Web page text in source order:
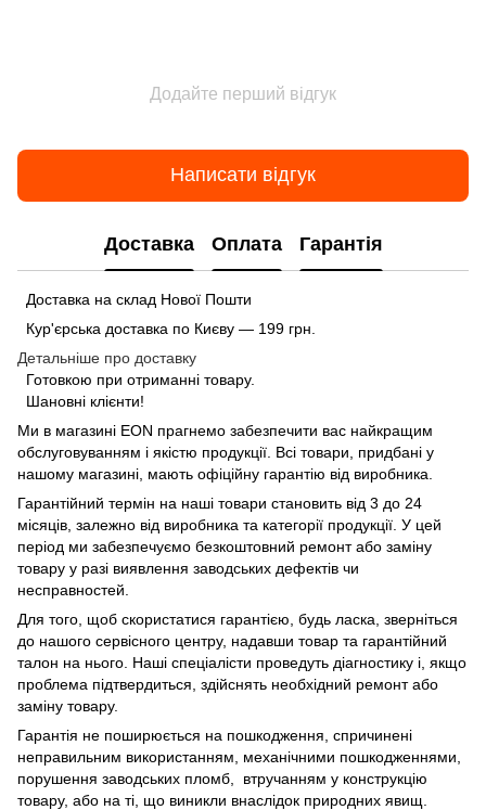
Додайте перший відгук
Написати відгук
Доставка Оплата Гарантія
Доставка на склад Нової Пошти
Кур'єрська доставка по Києву — 199 грн.
Детальніше про доставку
Готовкою при отриманні товару.
Шановні клієнти!
Ми в магазині EON прагнемо забезпечити вас найкращим
обслуговуванням і якістю продукції. Всі товари, придбані у
нашому магазині, мають офіційну гарантію від виробника.
Гарантійний термін на наші товари становить від 3 до 24
місяців, залежно від виробника та категорії продукції. У цей
період ми забезпечуємо безкоштовний ремонт або заміну
товару у разі виявлення заводських дефектів чи
несправностей.
Для того, щоб скористатися гарантією, будь ласка, зверніться
до нашого сервісного центру, надавши товар та гарантійний
талон на нього. Наші спеціалісти проведуть діагностику і, якщо
проблема підтвердиться, здійснять необхідний ремонт або
заміну товару.
Гарантія не поширюється на пошкодження, спричинені
неправильним використанням, механічними пошкодженнями,
порушення заводських пломб, втручанням у конструкцію
товару, або на ті, що виникли внаслідок природних явищ.